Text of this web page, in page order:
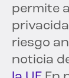
permite
riesgo
noticia